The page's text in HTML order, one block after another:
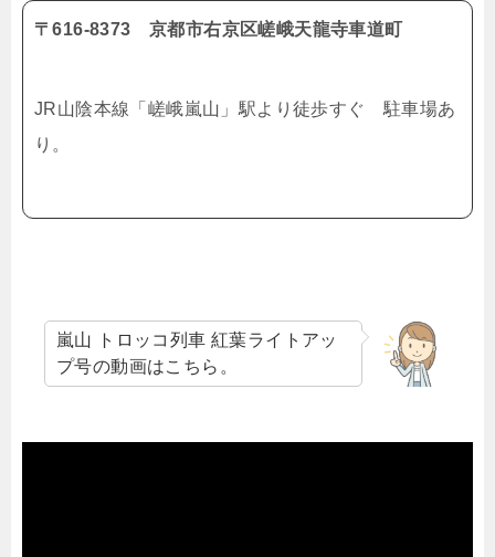
〒616-8373 京都市右京区嵯峨天龍寺車道町
JR山陰本線「嵯峨嵐山」駅より徒歩すぐ 駐車場あ
り。
嵐山 トロッコ列車 紅葉ライトアッ
プ号の動画はこちら。